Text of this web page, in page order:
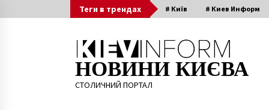
to
Теги в трендах # Київ # Киев Информ
НОВИНИ КИЄВА
СТОЛИЧНИЙ ПОРТАЛ